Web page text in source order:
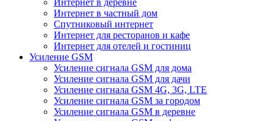
Интернет в деревне
Интернет в частный дом
Спутниковый интернет
Интернет для ресторанов и кафе
Интернет для отелей и гостиниц
Усиление GSM
Усиление сигнала GSM для дома
Усиление сигнала GSM для дачи
Усиление сигнала GSM 4G, 3G, LTE
Усиление сигнала GSM за городом
Усиление сигнала GSM в деревне